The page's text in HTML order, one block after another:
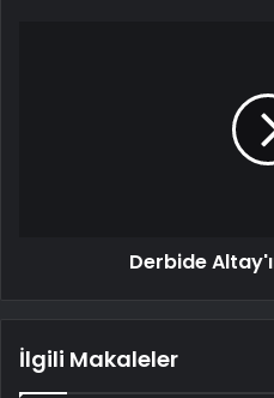
Derbide
İlgili Makaleler